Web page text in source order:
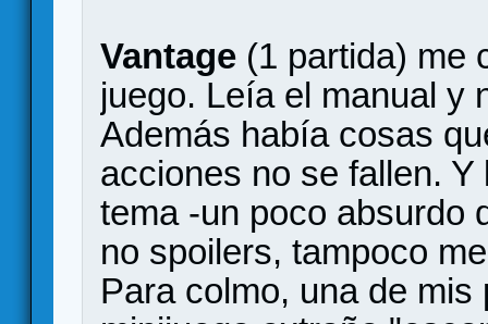
Vantage (1 partida) me
juego. Leía el manual y
Además había cosas
acciones no se fallen.
tema -un poco absurdo
no spoilers, tampoco
Para colmo, una de